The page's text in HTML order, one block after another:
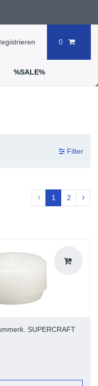
0
%SALE%
Filter
1 2
SUPERCRAFT